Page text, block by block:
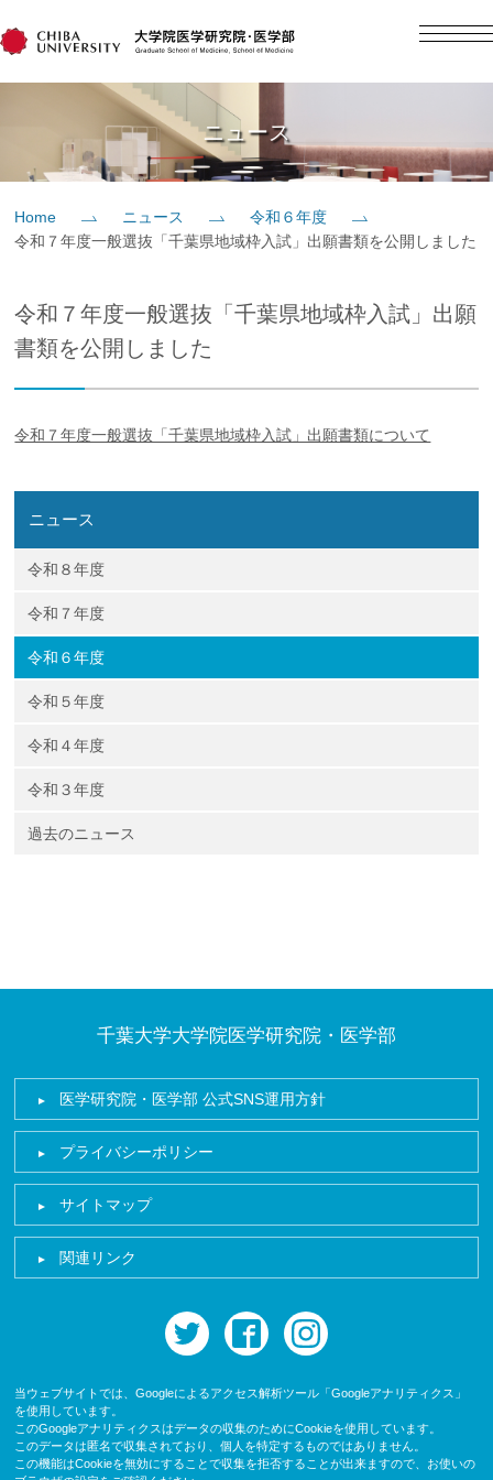
日本語
研究
入学案内
ニュース
Home ニュース
令和６年度
令和７年度一般選抜「千葉県地域枠入試」出願書類を公開しました
令和７年度一般選抜「千葉県地域枠入試」出願
書類を公開しました
令和７年度一般選抜「千葉県地域枠入試」出願書類について
ニュース
令和８年度
令和７年度
令和６年度
令和５年度
令和４年度
令和３年度
過去のニュース
千葉大学大学院医学研究院・医学部
医学研究院・医学部 公式SNS運用方針
プライバシーポリシー
サイトマップ
関連リンク
twitter facebook
当ウェブサイトでは、Googleによるアクセス解析ツール「Googleアナリティクス」
を使用しています。
このGoogleアナリティクスはデータの収集のためにCookieを使用しています。
このデータは匿名で収集されており、個人を特定するものではありません。
この機能はCookieを無効にすることで収集を拒否することが出来ますので、お使いの